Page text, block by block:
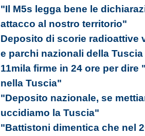
"Il M5s legga bene le
attacco al nostro territorio"
Deposito di scorie radioattive
e parchi nazionali della Tuscia
11mila firme in 24 ore per
nella Tuscia"
"Deposito nazionale, se
uccidiamo la Tuscia"
"Battistoni dimentica che nel